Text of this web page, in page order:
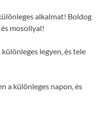
alkalmat! Boldog
mosollyal!
legyen, és tele
a különleges napon, és